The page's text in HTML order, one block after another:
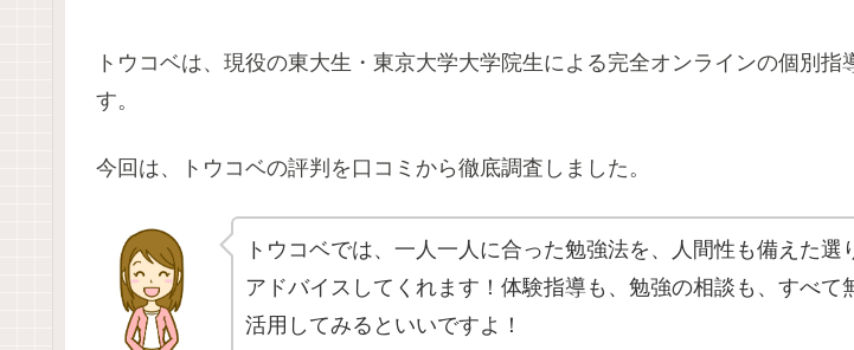
トウコベは、現役の東大生・東京大学大学院生による完全オンラインの個別指
す。
今回は、トウコベの評判を口コミから徹底調査しました。
トウコベでは、一人一人に合った勉強法を、人間性も備えた選
アドバイスしてくれます！体験指導も、勉強の相談も、すべて
活用してみるといいですよ！